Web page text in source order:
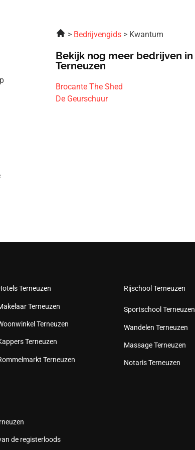
Bedrijvengids Kwantum
Bekijk nog meer bedrijven in
Terneuzen
Brocante The Shed
De Geurschuur
Terneuzen
Terneuzen
Terneuzen
Terneuzen
Terneuzen
Rijschool Terneuzen
Sportschool Terneuzen
Wandelen Terneuzen
Massage Terneuzen
Notaris Terneuzen
de registerloods